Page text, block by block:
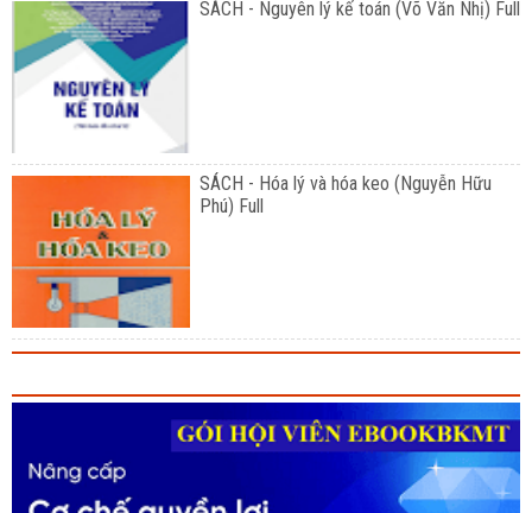
SÁCH - Nguyên lý kế toán (Võ Văn Nhị) Full
SÁCH - Hóa lý và hóa keo (Nguyễn Hữu
Phú) Full